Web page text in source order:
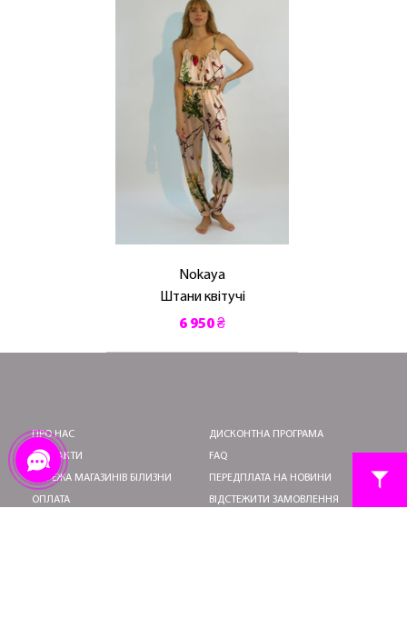
Nokaya
Штани квітучі
6 950 ₴
ПРО НАС
КОНТАКТИ
МЕРЕЖА МАГАЗИНІВ БІЛИЗНИ
ОПЛАТА
ДИСКОНТНА ПРОГРАМА
FAQ
ПЕРЕДПЛАТА НА НОВИНИ
ВІДСТЕЖИТИ ЗАМОВЛЕННЯ